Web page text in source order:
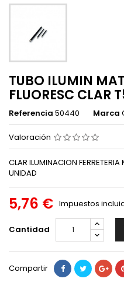
TUBO ILUMIN
FLUORESC CLAR
Referencia 50440 Marca
Valoración
CLAR ILUMINACION
UNIDAD
5,76 € Impuestos
Cantidad
Compartir